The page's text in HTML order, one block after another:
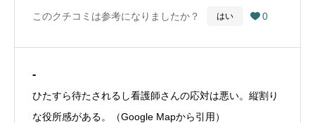
このクチコミは参考になりましたか？ はい  0
-
ひたすら待たされるし看護師さんの応対は悪い。縦割り
な役所感がある。（Google Mapから引用）